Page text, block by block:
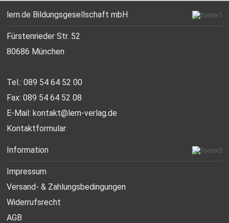
lern.de Bildungsgesellschaft mbH
Fürstenrieder Str. 52
80686 München
Tel.: 089 54 64 52 00
Fax: 089 54 64 52 08
E-Mail:kontakt@lern-verlag.de
Kontaktformular
Information
Impressum
Versand- & Zahlungsbedingungen
Widerrufsrecht
AGB